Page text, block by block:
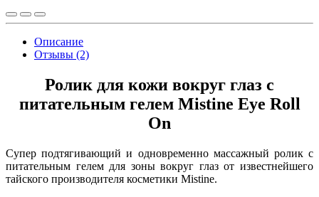
Описание
Отзывы (2)
Ролик для кожи вокруг глаз с
питательным гелем Mistine Eye Roll
On
Супер подтягивающий и одновременно массажный ролик с
питательным гелем для зоны вокруг глаз от известнейшего
тайского производителя косметики Mistine.